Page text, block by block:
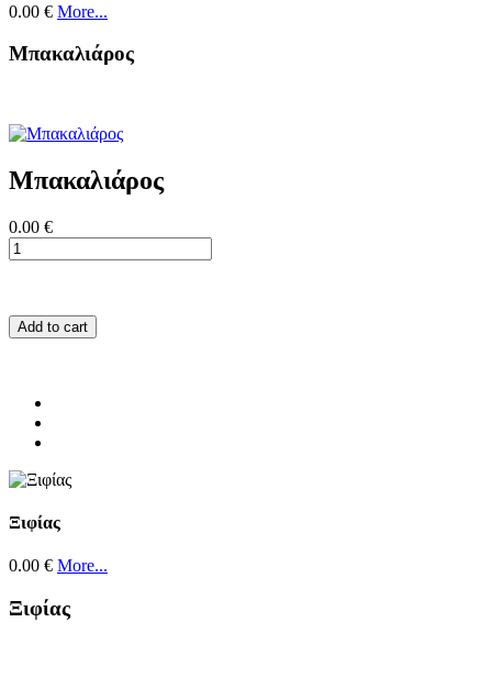
0.00 € More...
Μπακαλιάρος
Μπακαλιάρος
0.00 €
Add to cart
Ξιφίας
0.00 € More...
Ξιφίας